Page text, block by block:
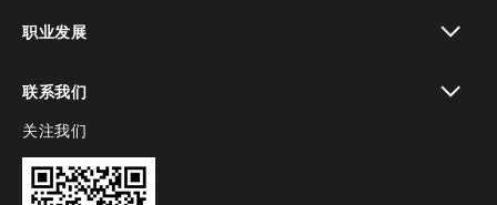
职业发展
联系我们
toggle view
关注我们